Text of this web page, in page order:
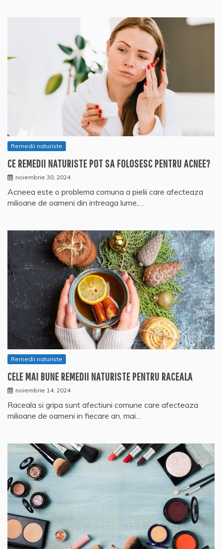
Remedii naturiste
CE REMEDII NATURISTE POT SA FOLOSESC PENTRU ACNEE?
noiembrie 30, 2024
Acneea este o problema comuna a pielii care afecteaza
milioane de oameni din intreaga lume,…
Remedii naturiste
CELE MAI BUNE REMEDII NATURISTE PENTRU RACEALA
noiembrie 14, 2024
Raceala si gripa sunt afectiuni comune care afecteaza
milioane de oameni in fiecare an, mai…